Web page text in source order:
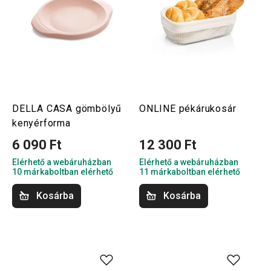
DELLA CASA gömbölyű
kenyérforma
6 090 Ft
Elérhető a webáruházban
10 márkaboltban elérhető
Kosárba
ONLINE pékárukosár
12 300 Ft
Elérhető a webáruházban
11 márkaboltban elérhető
Kosárba